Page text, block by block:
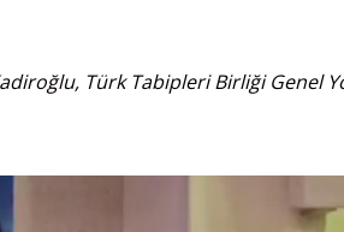
Türk Tabipleri Birliği Genel